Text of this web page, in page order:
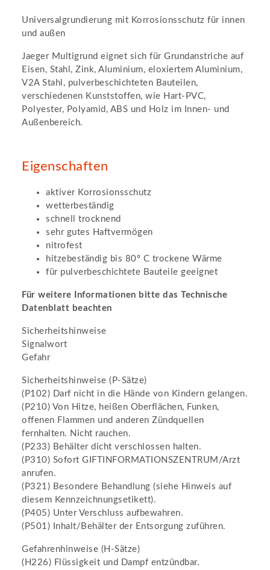
Universalgrundierung mit Korrosionsschutz für innen
und außen
Jaeger Multigrund eignet sich für Grundanstriche auf
Eisen, Stahl, Zink, Aluminium, eloxiertem Aluminium,
V2A Stahl, pulverbeschichteten Bauteilen,
verschiedenen Kunststoffen, wie Hart-PVC,
Polyester, Polyamid, ABS und Holz im Innen- und
Außenbereich.
Eigenschaften
aktiver Korrosionsschutz
wetterbeständig
schnell trocknend
sehr gutes Haftvermögen
nitrofest
hitzebeständig bis 80º C trockene Wärme
für pulverbeschichtete Bauteile geeignet
Für weitere Informationen bitte das Technische
Datenblatt beachten
Sicherheitshinweise
Signalwort
Gefahr
Sicherheitshinweise (P-Sätze)
(P102) Darf nicht in die Hände von Kindern gelangen.
(P210) Von Hitze, heißen Oberflächen, Funken,
offenen Flammen und anderen Zündquellen
fernhalten. Nicht rauchen.
(P233) Behälter dicht verschlossen halten.
(P310) Sofort GIFTINFORMATIONSZENTRUM/Arzt
anrufen.
(P321) Besondere Behandlung (siehe Hinweis auf
diesem Kennzeichnungsetikett).
(P405) Unter Verschluss aufbewahren.
(P501) Inhalt/Behälter der Entsorgung zuführen.
Gefahrenhinweise (H-Sätze)
(H226) Flüssigkeit und Dampf entzündbar.